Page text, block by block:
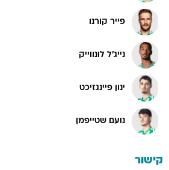
פייר קורנו
נייג'ל לונווייק
ינון פיינגזיכט
נועם שטייפמן
קישור